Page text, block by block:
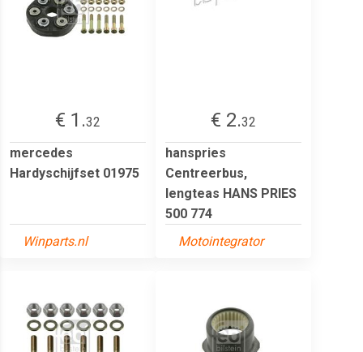
€ 1.32
mercedes
Hardyschijfset 01975
Winparts.nl
€ 2.32
hanspries
Centreerbus,
lengteas HANS PRIES
500 774
Motointegrator